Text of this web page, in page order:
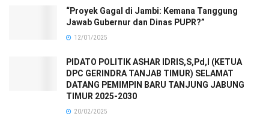
“Proyek Gagal di Jambi: Kemana Tanggung
Jawab Gubernur dan Dinas PUPR?”
12/01/2025
PIDATO POLITIK ASHAR IDRIS,S,Pd,I (KETUA
DPC GERINDRA TANJAB TIMUR) SELAMAT
DATANG PEMIMPIN BARU TANJUNG JABUNG
TIMUR 2025-2030
20/02/2025